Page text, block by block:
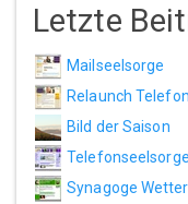
Letzte
Mailseelsorge
Relaunch
Bild der Saison
Synagoge Wetter